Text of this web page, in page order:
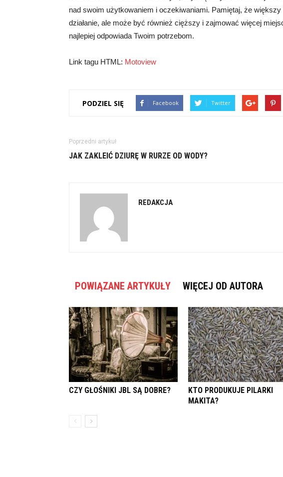
nad swoim użytkowaniem i oczekiwaniami. Pamiętaj, że
działanie, ale może być również cięższy i zajmować więcej
najlepiej odpowiada Twoim potrzebom.
Link tagu HTML: Motoview
PODZIEL SIĘ Facebook Twitter
Poprzedni artykuł
JAK ZAKLEIĆ DZIURĘ W RURZE OD WODY?
REDAKCJA
POWIĄZANE ARTYKUŁY WIĘCEJ OD AUTORA
CZY GŁOŚNIKI JBL SĄ DOBRE?
KTO PRODUKUJE PILARKI
MAKITA?